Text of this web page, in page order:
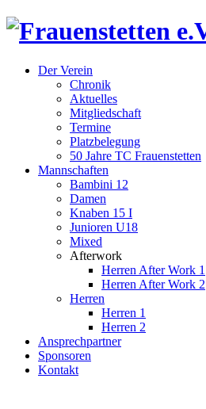
Der Verein
Chronik
Aktuelles
Mitgliedschaft
Termine
Platzbelegung
50 Jahre TC Frauenstetten
Mannschaften
Bambini 12
Damen
Knaben 15 I
Junioren U18
Mixed
Afterwork
Herren After Work 1
Herren After Work 2
Herren
Herren 1
Herren 2
Ansprechpartner
Sponsoren
Kontakt